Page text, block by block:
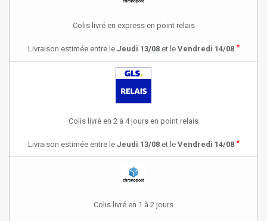
Colis livré en express en point relais
Livraison estimée entre le Jeudi 13/08et le Vendredi 14/08 *
Colis livré en 2 à 4 jours en point relais
Livraison estimée entre le Jeudi 13/08et le Vendredi 14/08 *
Colis livré en 1 à 2 jours